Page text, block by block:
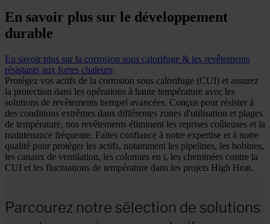
En savoir plus sur le développement
durable
En savoir plus sur la corrosion sous calorifuge & les revêtements
résistants aux fortes chaleurs
Protégez vos actifs de la corrosion sous calorifuge (CUI) et assurez
la protection dans les opérations à haute température avec les
solutions de revêtements hempel avancées. Conçus pour résister à
des conditions extrêmes dans différentes zones d'utilisation et plages
de température, nos revêtements éliminent les reprises coûteuses et la
maintenance fréquente. Faites confiance à notre expertise et à notre
qualité pour protéger les actifs, notamment les pipelines, les bobines,
les canaux de ventilation, les colonnes en i, les cheminées contre la
CUI et les fluctuations de température dans les projets High Heat.
Parcourez notre sélection de solutions